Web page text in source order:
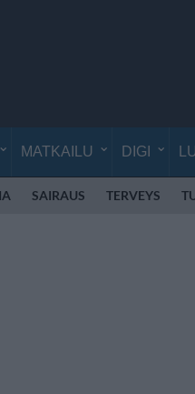
MATKAILU DIGI
SAIRAUS TERVEYS